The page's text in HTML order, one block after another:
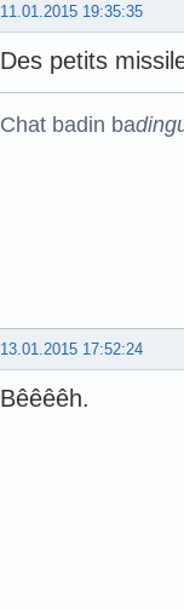
11.01.2015 19:35:35
Des petits
Chat badin ba
13.01.2015 17:52:24
Bêêêêh.